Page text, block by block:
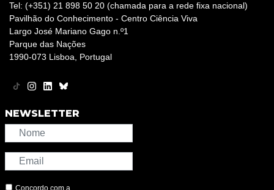
Tel: (+351) 21 898 50 20 (chamada para a rede fixa nacional)
Pavilhão do Conhecimento - Centro Ciência Viva
Largo José Mariano Gago n.º1
Parque das Nações
1990-073 Lisboa, Portugal
NEWSLETTER
Concordo com a